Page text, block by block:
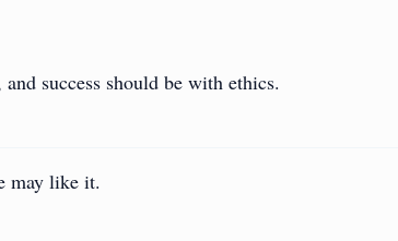
success should be with ethics.
may like it.